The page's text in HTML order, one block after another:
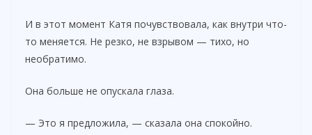
И в этот момент Катя почувствовала, как внутри что-
то меняется. Не резко, не взрывом — тихо, но
необратимо.
Она больше не опускала глаза.
— Это я предложила, — сказала она спокойно.